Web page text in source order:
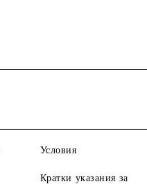
Условия
Кратки указания за